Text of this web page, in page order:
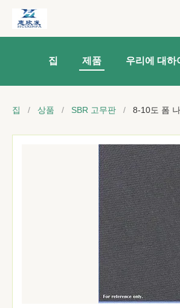
집 제품 우리에 대하
집 / 상품 / SBR 고무판 / 8-10도 폼